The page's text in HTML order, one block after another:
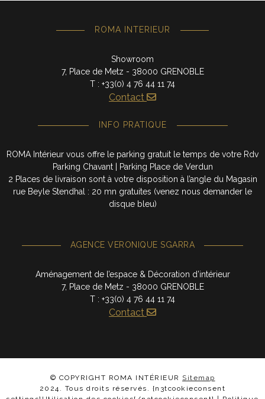
ROMA INTERIEUR
Showroom
7, Place de Metz - 38000 GRENOBLE
T : +33(0) 4 76 44 11 74
Contact
INFO PRATIQUE
ROMA Intérieur vous offre le parking gratuit le temps de votre Rdv
Parking Chavant | Parking Place de Verdun
2 Places de livraison sont à votre disposition à l’angle du Magasin
rue Beyle Stendhal : 20 mn gratuites (venez nous demander le
disque bleu)
AGENCE VERONIQUE SGARRA
Aménagement de l’espace & Décoration d’intérieur
7, Place de Metz - 38000 GRENOBLE
T : +33(0) 4 76 44 11 74
Contact
© COPYRIGHT ROMA INTÉRIEUR Sitemap
2024. Tous droits réservés. {n3tcookieconsent